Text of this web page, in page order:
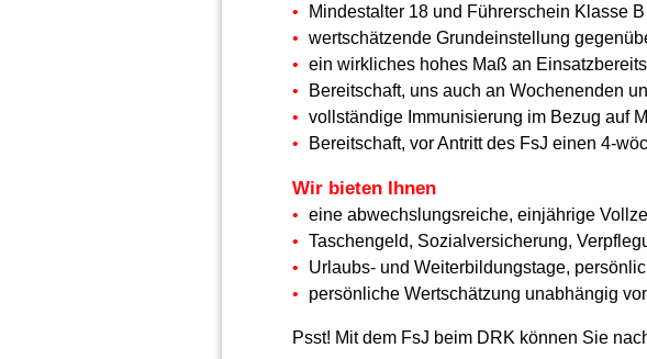
Mindestalter 18 und Führerschein Klasse B
wertschätzende Grundeinstellung
ein wirkliches hohes Maß an
Bereitschaft, uns auch an Wochenenden
vollständige Immunisierung im Bezug auf
Bereitschaft, vor Antritt des FsJ einen 4-
Wir bieten Ihnen
eine abwechslungsreiche, einjährige
Taschengeld, Sozialversicherung,
Urlaubs- und Weiterbildungstage,
persönliche Wertschätzung unabhängig
Psst! Mit dem FsJ beim DRK können Sie